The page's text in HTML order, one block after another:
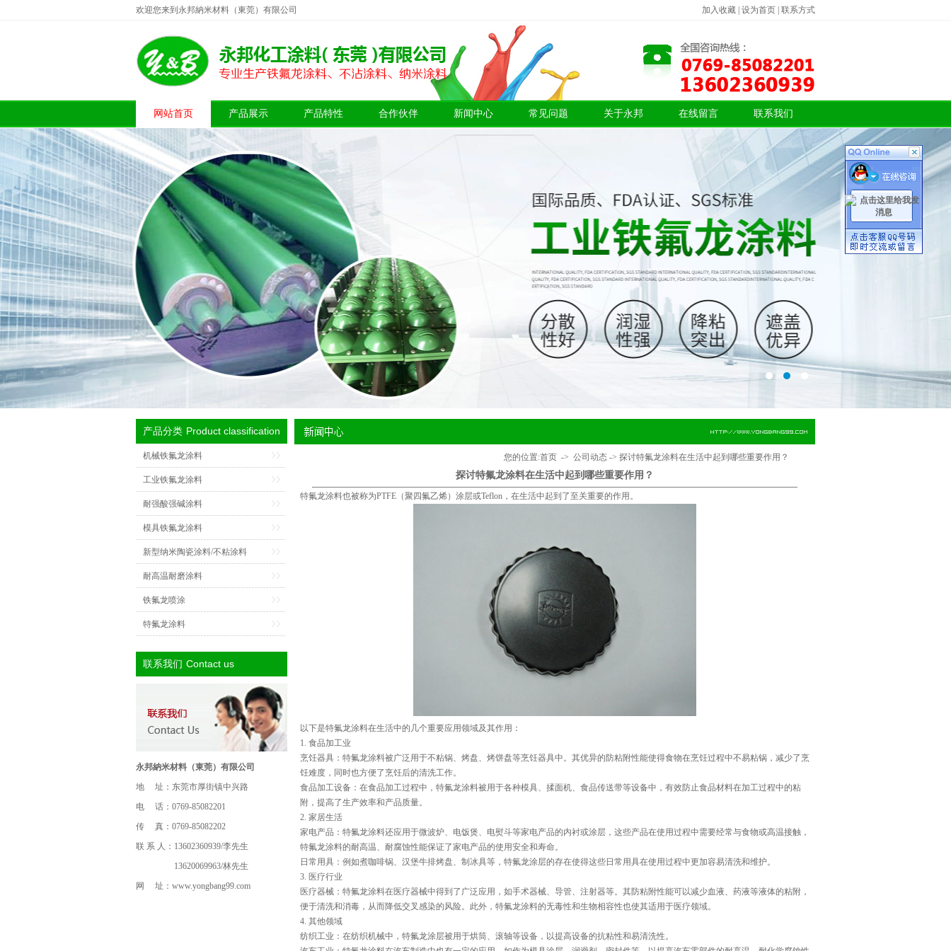
加入收藏 设为首页 联系方式
欢迎您来到永邦納米材料（東莞）有限公司
网站首页 产品展示 产品特性 合作伙伴 新闻中心 常见问题 关于永邦 在线留言 联系我们
产品分类 Product classification
机械铁氟龙涂料
工业铁氟龙涂料
耐强酸强碱涂料
模具铁氟龙涂料
新型纳米陶瓷涂料/不粘涂料
耐高温耐磨涂料
铁氟龙喷涂
特氟龙涂料
联系我们 Contact us
永邦納米材料（東莞）有限公司
地 址：东莞市厚街镇中兴路
电 话：0769-85082201
传 真：0769-85082202
联 系 人：13602360939/李先生
13620069963/林先生
网 址： www.yongbang99.com
您的位置:首页 ->公司动态 ->探讨特氟龙涂料在生活中起到哪些重要作用？
探讨特氟龙涂料在生活中起到哪些重要作用？
特氟龙涂料也被称为PTFE（聚四氟乙烯）涂层或Teflon，在生活中起到了至关重要的作用。
以下是特氟龙涂料在生活中的几个重要应用领域及其作用：
1. 食品加工业
烹饪器具：特氟龙涂料被广泛用于不粘锅、烤盘、烤饼盘等烹饪器具中。其优异的防粘附性能使得食物在烹饪过程中不易粘锅，减少了烹
饪难度，同时也方便了烹饪后的清洗工作。
食品加工设备：在食品加工过程中，特氟龙涂料被用于各种模具、揉面机、食品传送带等设备中，有效防止食品材料在加工过程中的粘
附，提高了生产效率和产品质量。
2. 家居生活
家电产品：特氟龙涂料还应用于微波炉、电饭煲、电熨斗等家电产品的内衬或涂层，这些产品在使用过程中需要经常与食物或高温接触，
特氟龙涂料的耐高温、耐腐蚀性能保证了家电产品的使用安全和寿命。
日常用具：例如煮咖啡锅、汉堡牛排烤盘、制冰具等，特氟龙涂层的存在使得这些日常用具在使用过程中更加容易清洗和维护。
3. 医疗行业
医疗器械：特氟龙涂料在医疗器械中得到了广泛应用，如手术器械、导管、注射器等。其防粘附性能可以减少血液、药液等液体的粘附，
便于清洗和消毒，从而降低交叉感染的风险。此外，特氟龙涂料的无毒性和生物相容性也使其适用于医疗领域。
4. 其他领域
纺织工业：在纺织机械中，特氟龙涂层被用于烘筒、滚轴等设备，以提高设备的抗粘性和易清洗性。